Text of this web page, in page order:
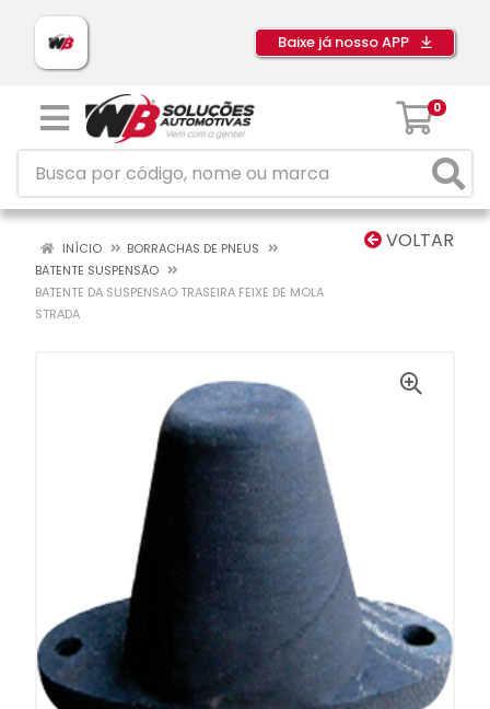
Baixe já nosso APP
0
VOLTAR
INÍCIO
BORRACHAS DE PNEUS
BATENTE SUSPENSÃO
BATENTE DA SUSPENSAO TRASEIRA FEIXE DE MOLA
STRADA